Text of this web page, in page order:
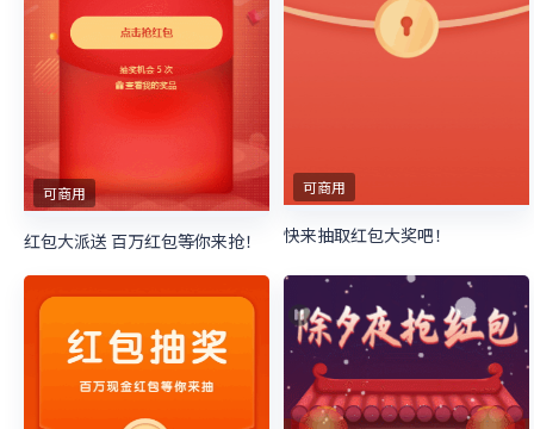
可商用
红包大派送 百万红包等你来抢！
可商用
快来抽取红包大奖吧！